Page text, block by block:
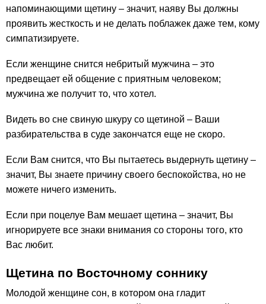
напоминающими щетину – значит, наяву Вы должны
проявить жесткость и не делать поблажек даже тем, кому
симпатизируете.
Если женщине снится небритый мужчина – это
предвещает ей общение с приятным человеком;
мужчина же получит то, что хотел.
Видеть во сне свиную шкуру со щетиной – Ваши
разбирательства в суде закончатся еще не скоро.
Если Вам снится, что Вы пытаетесь выдернуть щетину –
значит, Вы знаете причину своего беспокойства, но не
можете ничего изменить.
Если при поцелуе Вам мешает щетина – значит, Вы
игнорируете все знаки внимания со стороны того, кто
Вас любит.
Щетина по Восточному соннику
Молодой женщине сон, в котором она гладит